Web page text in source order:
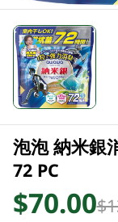
泡泡 納米銀
72 PC
$70.00